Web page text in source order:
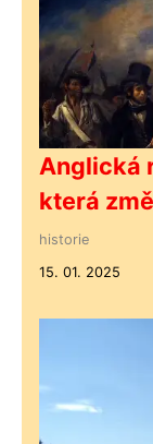
Anglická
která
historie
15. 01. 2025